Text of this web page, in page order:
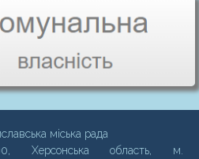
міська рада
Херсонська область, м.